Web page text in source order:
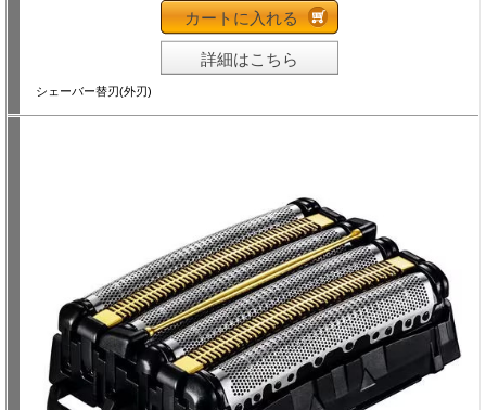
カートに入れる
詳細はこちら
シェーバー替刃(外刃)